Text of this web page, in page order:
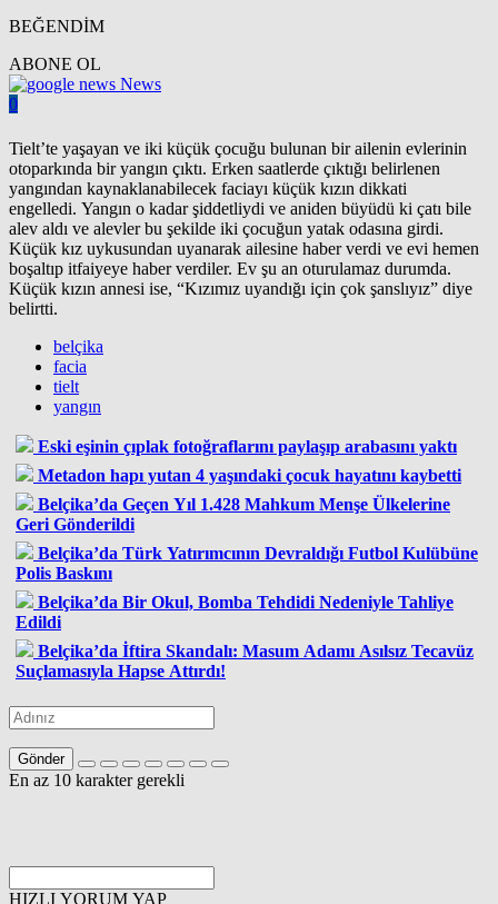
BEĞENDİM
ABONE OL
News
0
Tielt’te yaşayan ve iki küçük çocuğu bulunan bir ailenin evlerinin
otoparkında bir yangın çıktı. Erken saatlerde çıktığı belirlenen
yangından kaynaklanabilecek faciayı küçük kızın dikkati
engelledi. Yangın o kadar şiddetliydi ve aniden büyüdü ki çatı bile
alev aldı ve alevler bu şekilde iki çocuğun yatak odasına girdi.
Küçük kız uykusundan uyanarak ailesine haber verdi ve evi hemen
boşaltıp itfaiyeye haber verdiler. Ev şu an oturulamaz durumda.
Küçük kızın annesi ise, “Kızımız uyandığı için çok şanslıyız” diye
belirtti.
belçika
facia
tielt
yangın
Eski eşinin çıplak fotoğraflarını paylaşıp arabasını yaktı
Metadon hapı yutan 4 yaşındaki çocuk hayatını kaybetti
Belçika’da Geçen Yıl 1.428 Mahkum Menşe Ülkelerine
Geri Gönderildi
Belçika’da Türk Yatırımcının Devraldığı Futbol Kulübüne
Polis Baskını
Belçika’da Bir Okul, Bomba Tehdidi Nedeniyle Tahliye
Edildi
Belçika’da İftira Skandalı: Masum Adamı Asılsız Tecavüz
Suçlamasıyla Hapse Attırdı!
Gönder
En az 10 karakter gerekli
HIZLI YORUM YAP